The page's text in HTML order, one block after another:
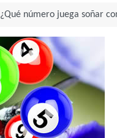
¿Qué número juega soñar